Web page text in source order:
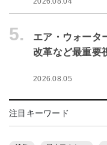
5.
エア・ウォー
改革など最重要
2026.08.05
注目キーワード